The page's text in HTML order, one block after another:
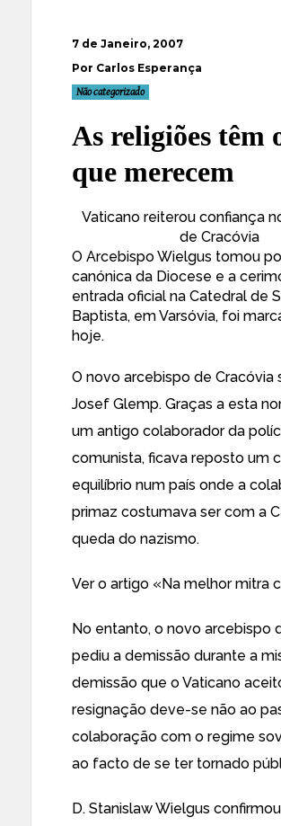
7 de Janeiro, 2007
Por Carlos Esperança
Não categorizado
As religiões têm
que merecem
Vaticano reiterou confiança
de Cracóvia
O Arcebispo Wielgus tomou
canónica da Diocese e a
entrada oficial na Catedral de
Baptista, em Varsóvia, foi
hoje.
O novo arcebispo de Cracóvia
Josef Glemp. Graças a esta
um antigo colaborador da
comunista, ficava reposto um
equilíbrio num país onde a
primaz costumava ser com a
queda do nazismo.
Ver o artigo «Na melhor mitra
No entanto, o novo arcebispo
pediu a demissão durante a
demissão que o Vaticano
resignação deve-se não ao
colaboração com o regime
ao facto de se ter tornado
D. Stanislaw Wielgus